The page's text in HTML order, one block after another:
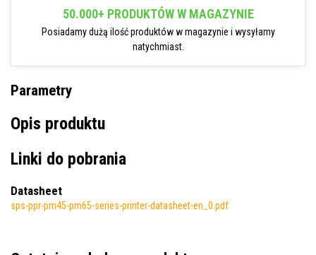
50.000+ PRODUKTÓW W MAGAZYNIE
Posiadamy dużą ilość produktów w magazynie i wysyłamy
natychmiast.
Parametry
Opis produktu
Linki do pobrania
Datasheet
sps-ppr-pm45-pm65-series-printer-datasheet-en_0.pdf